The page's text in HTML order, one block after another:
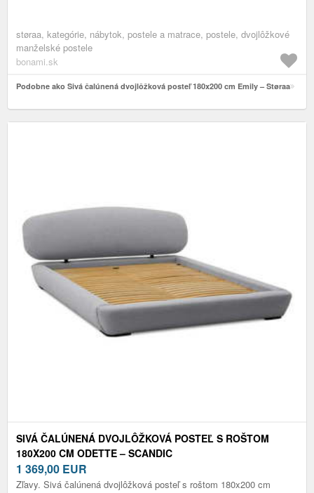
støraa, kategórie, nábytok, postele a matrace, postele, dvojlôžkové
manželské postele
bonami.sk
Podobne ako Sivá čalúnená dvojlôžková posteľ 180x200 cm Emily – Støraa
SIVÁ ČALÚNENÁ DVOJLÔŽKOVÁ POSTEĽ S ROŠTOM
180X200 CM ODETTE – SCANDIC
1 369,00 EUR
Zľavy. Sivá čalúnená dvojlôžková posteľ s roštom 180x200 cm